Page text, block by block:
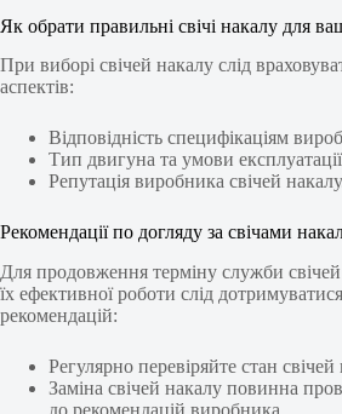
Як обрати правильні свічі накалу для
При виборі свічей накалу слід
аспектів:
Відповідність специфікаціям
Тип двигуна та умови
Репутація виробника свічей
Рекомендації по догляду за свічами
Для продовження терміну служби
їх ефективної роботи слід
рекомендацій:
Регулярно перевіряйте стан свічей
Заміна свічей накалу повинна